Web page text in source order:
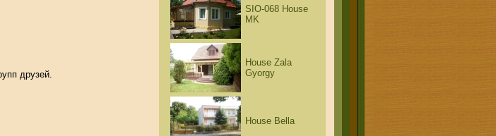
друзей.
SIO-068 House
MK
House Zala
Gyorgy
House Bella